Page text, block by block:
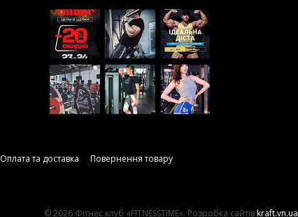
Оплата та доставка Повернення товару
© 2026 Фітнес клуб «FITNESSTIME». Розробка сайтівkraft.vn.ua